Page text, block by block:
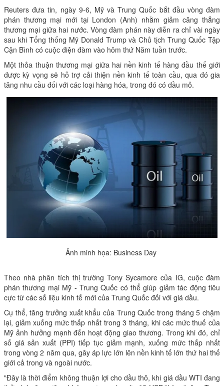
Reuters đưa tin, ngày 9-6, Mỹ và Trung Quốc bắt đầu vòng đàm
phán thương mại mới tại London (Anh) nhằm giảm căng thẳng
thương mại giữa hai nước. Vòng đàm phán này diễn ra chỉ vài ngày
sau khi Tổng thống Mỹ Donald Trump và Chủ tịch Trung Quốc Tập
Cận Bình có cuộc điện đàm vào hôm thứ Năm tuần trước.
Một thỏa thuận thương mại giữa hai nền kinh tế hàng đầu thế giới
được kỳ vọng sẽ hỗ trợ cải thiện nền kinh tế toàn cầu, qua đó gia
tăng nhu cầu đối với các loại hàng hóa, trong đó có dầu mỏ.
Ảnh minh họa: Business Day
Theo nhà phân tích thị trường Tony Sycamore của IG, cuộc đàm
phán thương mại Mỹ - Trung Quốc có thể giúp giảm tác động tiêu
cực từ các số liệu kinh tế mới của Trung Quốc đối với giá dầu.
Cụ thể, tăng trưởng xuất khẩu của Trung Quốc trong tháng 5 chậm
lại, giảm xuống mức thấp nhất trong 3 tháng, khi các mức thuế của
Mỹ ảnh hưởng mạnh đến hoạt động giao thương. Trong khi đó, chỉ
số giá sản xuất (PPI) tiếp tục giảm mạnh, xuống mức thấp nhất
trong vòng 2 năm qua, gây áp lực lớn lên nền kinh tế lớn thứ hai thế
giới cả trong và ngoài nước.
"Đây là thời điểm không thuận lợi cho dầu thô, khi giá dầu WTI đang